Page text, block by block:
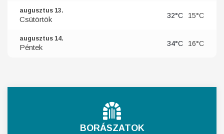
augusztus 13.
Csütörtök 32°C 15°C
augusztus 14.
Péntek 34°C 16°C
BORÁSZATOK